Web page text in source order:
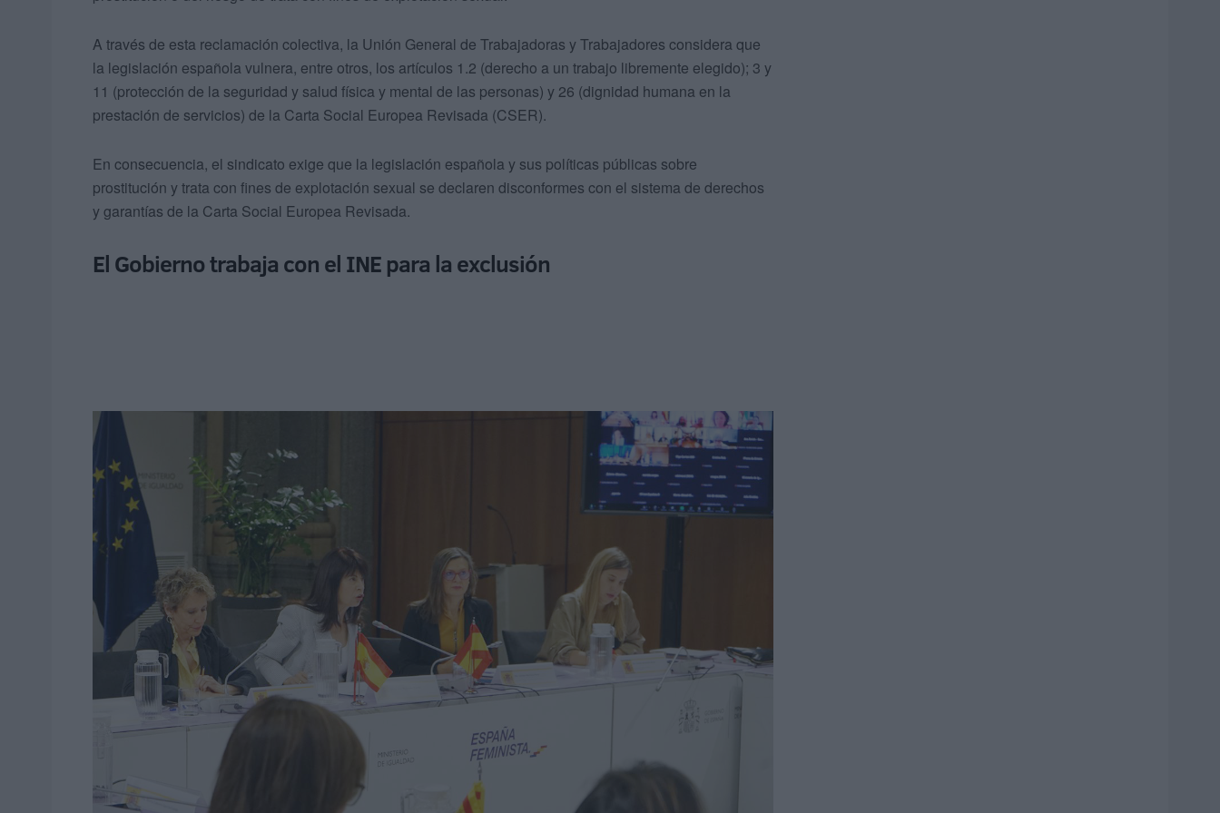
A través de esta reclamación colectiva, la Unión General de Trabajadoras y Trabajadores considera que
la legislación española vulnera, entre otros, los artículos 1.2 (derecho a un trabajo libremente elegido); 3 y
11 (protección de la seguridad y salud física y mental de las personas) y 26 (dignidad humana en la
prestación de servicios) de la Carta Social Europea Revisada (CSER).
En consecuencia, el sindicato exige que la legislación española y sus políticas públicas sobre
prostitución y trata con fines de explotación sexual se declaren disconformes con el sistema de derechos
y garantías de la Carta Social Europea Revisada.
El Gobierno trabaja con el INE para la exclusión